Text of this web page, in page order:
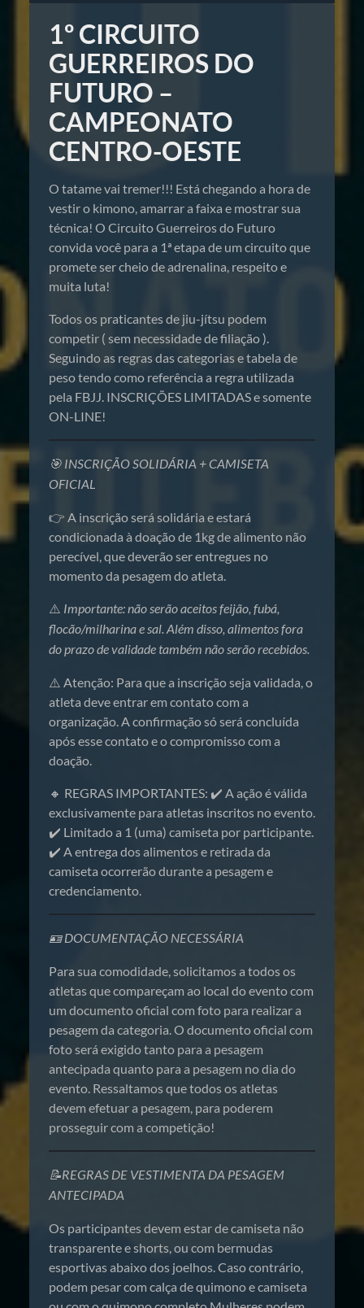
1º CIRCUITO
GUERREIROS DO
FUTURO –
CAMPEONATO
CENTRO-OESTE
O tatame vai tremer!!! Está chegando a hora de
vestir o kimono, amarrar a faixa e mostrar sua
técnica! O Circuito Guerreiros do Futuro
convida você para a 1ª etapa de um circuito que
promete ser cheio de adrenalina, respeito e
muita luta!
Todos os praticantes de jiu-jítsu podem
competir ( sem necessidade de filiação ).
Seguindo as regras das categorias e tabela de
peso tendo como referência a regra utilizada
pela FBJJ. INSCRIÇÕES LIMITADAS e somente
ON-LINE!
🎯 INSCRIÇÃO SOLIDÁRIA + CAMISETA
OFICIAL
👉 A inscrição será solidária e estará
condicionada à doação de 1kg de alimento não
perecível, que deverão ser entregues no
momento da pesagem do atleta.
⚠️ Importante: não serão aceitos feijão, fubá,
flocão/milharina e sal. Além disso, alimentos fora
do prazo de validade também não serão recebidos.
⚠️ Atenção: Para que a inscrição seja validada, o
atleta deve entrar em contato com a
organização. A confirmação só será concluída
após esse contato e o compromisso com a
doação.
🔸 REGRAS IMPORTANTES: ✔️ A ação é válida
exclusivamente para atletas inscritos no evento.
✔️ Limitado a 1 (uma) camiseta por participante.
✔️ A entrega dos alimentos e retirada da
camiseta ocorrerão durante a pesagem e
credenciamento.
🪪 DOCUMENTAÇÃO NECESSÁRIA
Para sua comodidade, solicitamos a todos os
atletas que compareçam ao local do evento com
um documento oficial com foto para realizar a
pesagem da categoria. O documento oficial com
foto será exigido tanto para a pesagem
antecipada quanto para a pesagem no dia do
evento. Ressaltamos que todos os atletas
devem efetuar a pesagem, para poderem
prosseguir com a competição!
📝REGRAS DE VESTIMENTA DA PESAGEM
ANTECIPADA
Os participantes devem estar de camiseta não
transparente e shorts, ou com bermudas
esportivas abaixo dos joelhos. Caso contrário,
podem pesar com calça de quimono e camiseta